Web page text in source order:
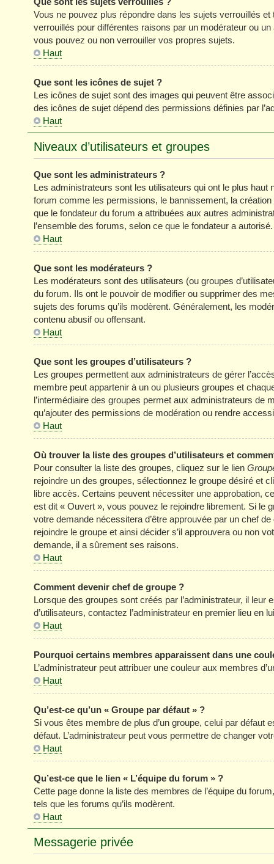
Vous ne pouvez plus répondre dans les sujets verrouillés
verrouillés pour différentes raisons par un modérateur ou
vous pouvez ou non verrouiller vos propres sujets.
Haut
Que sont les icônes de sujet ?
Les icônes de sujet sont des images qui peuvent être
des icônes de sujet dépend des permissions définies par
Haut
Niveaux d’utilisateurs et groupes
Que sont les administrateurs ?
Les administrateurs sont les utilisateurs qui ont le plus
forum comme les permissions, le bannissement, la
que le fondateur du forum a attribuées aux autres
l’ensemble des forums, selon ce que le fondateur a autorisé.
Haut
Que sont les modérateurs ?
Les modérateurs sont des utilisateurs (ou groupes
du forum. Ils ont le pouvoir de modifier ou supprimer des
sujets des forums qu’ils modèrent. Généralement, les
contenu abusif ou offensant.
Haut
Que sont les groupes d’utilisateurs ?
Les groupes permettent aux administrateurs de gérer
membre peut appartenir à un ou plusieurs groupes et
l’intermédiaire des groupes permet aux administrateurs
qu’ajouter des permissions de modération ou rendre
Haut
Où trouver la liste des groupes d’utilisateurs et
Pour consulter la liste des groupes, cliquez sur le lien
rejoindre un des groupes, sélectionnez le groupe désiré et
libre accès. Certains peuvent nécessiter une approbation,
est dit « Ouvert », vous pouvez le rejoindre librement. Si le
votre demande nécessitera d’être approuvée par un chef
rejoindre le groupe et ainsi décider s’il approuvera ou non
demande, il a sûrement ses raisons.
Haut
Comment devenir chef de groupe ?
Lorsque des groupes sont créés par l’administrateur, il
d’utilisateurs, contactez l’administrateur en premier lieu en
Haut
Pourquoi certains membres apparaissent dans une
L’administrateur peut attribuer une couleur aux membres
Haut
Qu’est-ce qu’un « Groupe par défaut » ?
Si vous êtes membre de plus d’un groupe, celui par défaut
défaut. L’administrateur peut vous permettre de changer
Haut
Qu’est-ce que le lien « L’équipe du forum » ?
Cette page donne la liste des membres de l’équipe du
tels que les forums qu’ils modèrent.
Haut
Messagerie privée